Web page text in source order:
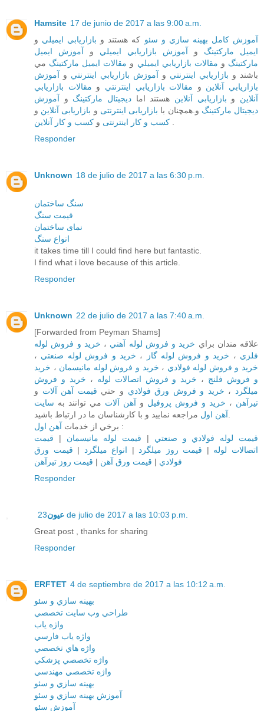
Hamsite 17 de junio de 2017 a las 9:00 a.m.
آموزش کامل بهينه سازي و سئو که هستند و بازاريابي ايميلي و
ايميل مارکتينگ و آموزش بازاريابي ايميلي و آموزش ايميل
مارکتينگ و مقالات بازاريابي ايميلي و مقالات ايميل مارکتينگ مي
باشند و بازاريابي اينترنتي و آموزش بازاريابي اينترنتي و آموزش
بازاريابي آنلاين و مقالات بازاريابي اينترنتي و مقالات بازاريابي
آنلاين و بازاريابي آنلاين هستند اما ديجيتال مارکتينگ و آموزش
ديجيتال مارکتينگ و.همچنان با بازاریابی اینترنتی و بازاریابی آنلاین و
کسب و کار اینترنتی و کسب و کار آنلاین
.
Responder
Unknown 18 de julio de 2017 a las 6:30 p.m.
سنگ ساختمان
قیمت سنگ
نمای ساختمان
انواع سنگ
it takes time till I could find here but fantastic.
I find what i love because of this article.
Responder
Unknown 22 de julio de 2017 a las 7:40 a.m.
[Forwarded from Peyman Shams]
علاقه مندان براي خريد و فروش لوله آهني ، خريد و فروش لوله
فلزي ، خريد و فروش لوله گاز ، خريد و فروش لوله صنعتي ،
خريد و فروش لوله فولادي ، خريد و فروش لوله مانيسمان ، خريد
و فروش فلنج ، خريد و فروش اتصالات لوله ، خريد و فروش
ميلگرد، خريد و فروش ورق فولادي و حتي قيمت آهن آلات و
تيرآهن ، خريد و فروش پروفيل و آهن آلات مي توانند به سايت
آهن اولمراجعه نماييد و با کارشناسان ما در ارتباط باشيد.
برخي از خدمات :
قيمت لوله فولادي و صنعتي | قيمت لوله مانيسمان | قيمت
اتصالات لوله | قيمت روز ميلگرد| انواع ميلگرد | قيمت ورق
فولادي | قيمت ورق آهن | قيمت روز تيرآهن
Responder
عيون 23 de julio de 2017 a las 10:03 p.m.
Great post , thanks for sharing
Responder
ERFTET 4 de septiembre de 2017 a las 10:12 a.m.
بهينه سازي و سئو
طراحي وب سايت تخصصي
واژه ياب
واژه ياب فارسي
واژه هاي تخصصي
واژه تخصصي پزشکي
واژه تخصصي مهندسي
بهينه سازي و سئو
آموزش بهينه سازي و سئو
آموزش سئو